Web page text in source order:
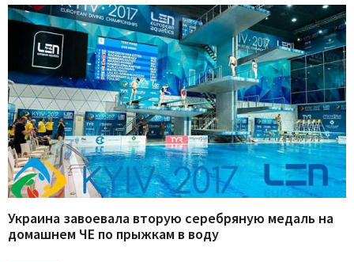
Украина завоевала вторую серебряную медаль на
домашнем ЧЕ по прыжкам в воду